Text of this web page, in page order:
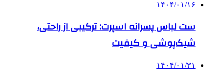
۱۴۰۴/۰۱/۱۶
ست لباس پسرانه اسپرت: ترکیبی از راحتی،
شیک‌پوشی و کیفیت
۱۴۰۴/۰۱/۳۱